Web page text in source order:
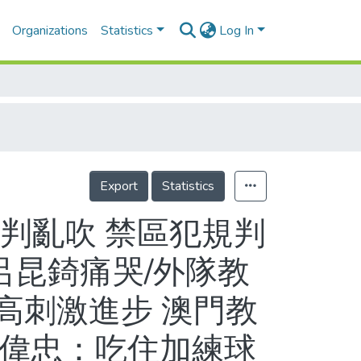
Organizations Statistics Log In
Export Statistics
亂吹 禁區犯規判
昆錡痛哭/外隊教
刺激進步 澳門教
忠：吃住加練球